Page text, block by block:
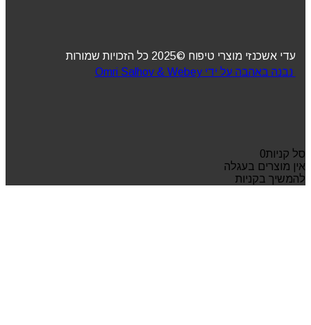
עדי אשכנזי מוצרי טיפוח ©2025 כל הזכויות שמורות
נבנה באהבה על ידי Omri Salhov & Webey
סל קניות0
אין מוצרים בעגלה
להמשיך בקניות